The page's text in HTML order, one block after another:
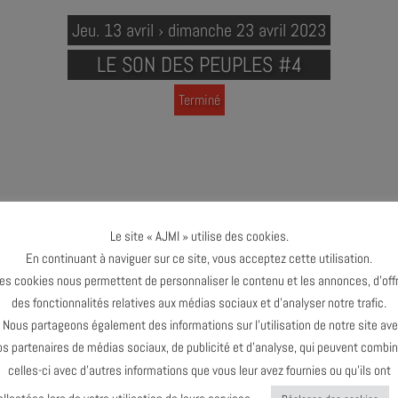
Jeu. 13 avril › dimanche 23 avril 2023
LE SON DES PEUPLES #4
Terminé
PEUPLES #4
de pouvoir reconduire cette 4ème édition du festival Le Son des
transcende les esthétiques du jazz et des musiques improvisées,
à un large public. La compagnie Naï No Production, l’AJMi, La Gare
au croisement des cultures, ouverte à toutes et à tous, un
Le site « AJMI » utilise des cookies.
En continuant à naviguer sur ce site, vous acceptez cette utilisation.
cookies nous permettent de personnaliser le contenu et les annonces,
des fonctionnalités relatives aux médias sociaux et d’analyser notre trafic.
Nous partageons également des informations sur l’utilisation de notre site
partenaires de médias sociaux, de publicité et d’analyse, qui peuvent
celles-ci avec d’autres informations que vous leur avez fournies ou qu’ils ont